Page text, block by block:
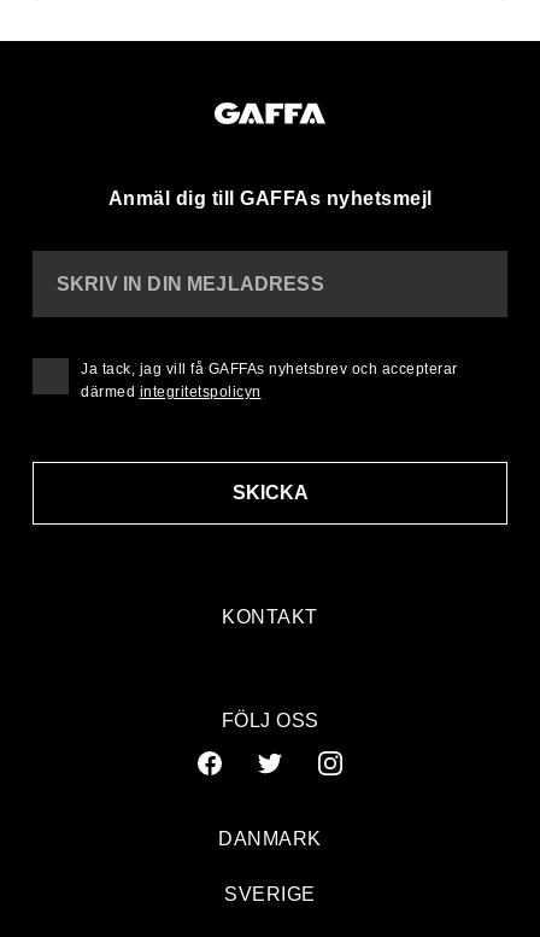
Anmäl dig till GAFFAs nyhetsmejl
KONTAKT
SKRIV IN DIN MEJLADRESS
SKICKA
Ja tack, jag vill få GAFFAs nyhetsbrev och accepterar
därmed integritetspolicyn
FÖLJ OSS
DANMARK
SVERIGE